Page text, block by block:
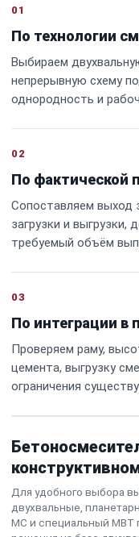
01
По технологии
Выбираем
непрерывную схему
однородность и
02
По фактической
Сопоставляем выход
загрузки и выгрузки,
требуемый объём
03
По интеграции в
Проверяем раму,
цемента, выгрузку
ограничения
Для удобного выбора
двухвальные,
MC и специальный